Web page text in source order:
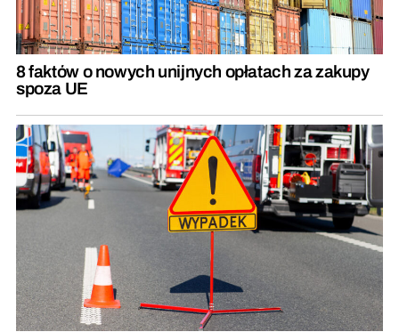
8 faktów o nowych unijnych opłatach za zakupy
spoza UE